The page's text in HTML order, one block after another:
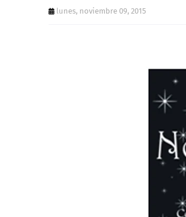
lunes, noviembre 09, 2015